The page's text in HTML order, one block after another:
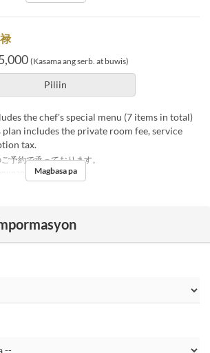
(Kasama ang serb. at buwis)
Piliin
the chef's special menu (7 items in total)
plan includes the private room fee, service
tax.
予約で承っております。
Order Limit 4 ~
Magbasa pa